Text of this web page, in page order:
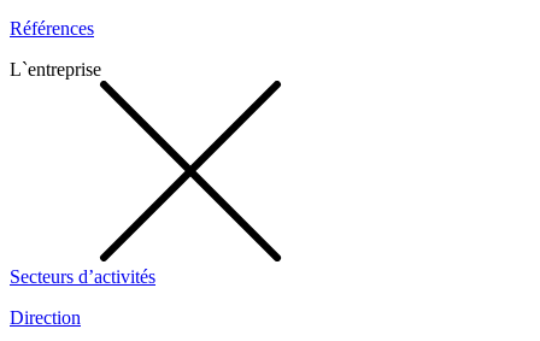
Références
L`entreprise
Secteurs d’activités
Direction